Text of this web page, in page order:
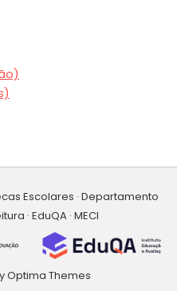
Escolares · Departamento
· EduQA · MECI
Optima Themes